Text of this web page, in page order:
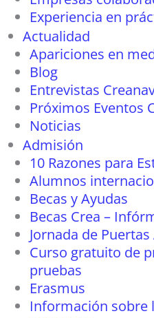
Experiencia en
Actualidad
Apariciones en
Blog
Entrevistas
Próximos Eventos
Noticias
Admisión
10 Razones para
Alumnos
Becas y Ayudas
Becas Crea –
Jornada de
Curso gratuito de
pruebas
Erasmus
Información sobre